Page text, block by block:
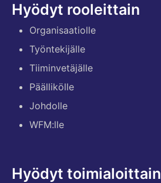
Hyödyt rooleittain
Organisaatiolle
Työntekijälle
Tiiminvetäjälle
Päällikölle
Johdolle
WFM:lle
Hyödyt toimialoittain